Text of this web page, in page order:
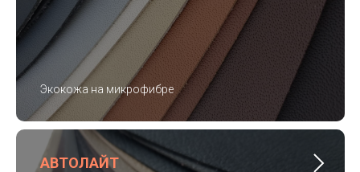
Экокожа на микрофибре
АВТОЛАЙТ